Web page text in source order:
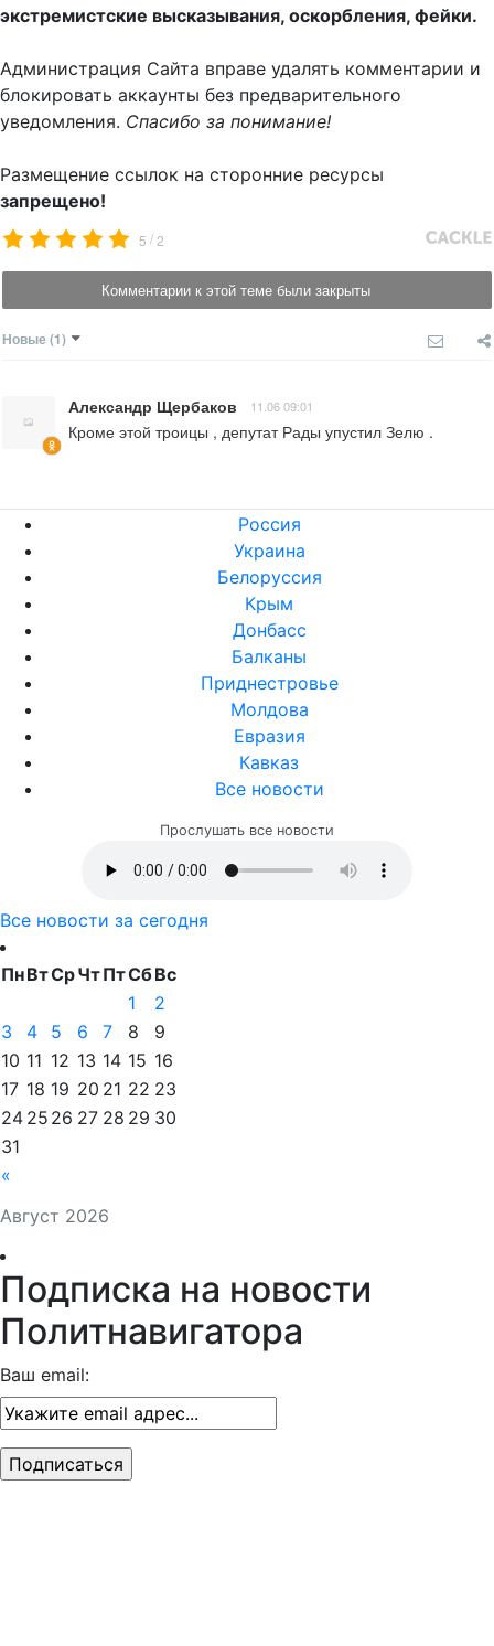
экстремистские высказывания, оскорбления, фейки.
Администрация Сайта вправе удалять комментарии и
блокировать аккаунты без предварительного
уведомления. Спасибо за понимание!
Размещение ссылок на сторонние ресурсы
запрещено!
5 /2
Комментарии к этой теме были закрыты
Новые (1)
Александр Щербаков 11.06 09:01
Кроме этой троицы , депутат Рады упустил Зелю .
Россия
Украина
Белоруссия
Крым
Донбасс
Балканы
Приднестровье
Молдова
Евразия
Кавказ
Все новости
Прослушать все новости
Все новости за сегодня
Август 2026
ПнВтСрЧтПтСбВс
«
1
2
3
4 5 6 7 8
9
10 11 12 13 14 15 16
17 18 19 20 21 22 23
24 25 26 27 28 29 30
31
Подписка на новости
Политнавигатора
Ваш email: